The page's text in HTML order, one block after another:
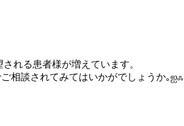
れる患者様が増えています。
相談されてみてはいかがでしょうか｡ஐஃ